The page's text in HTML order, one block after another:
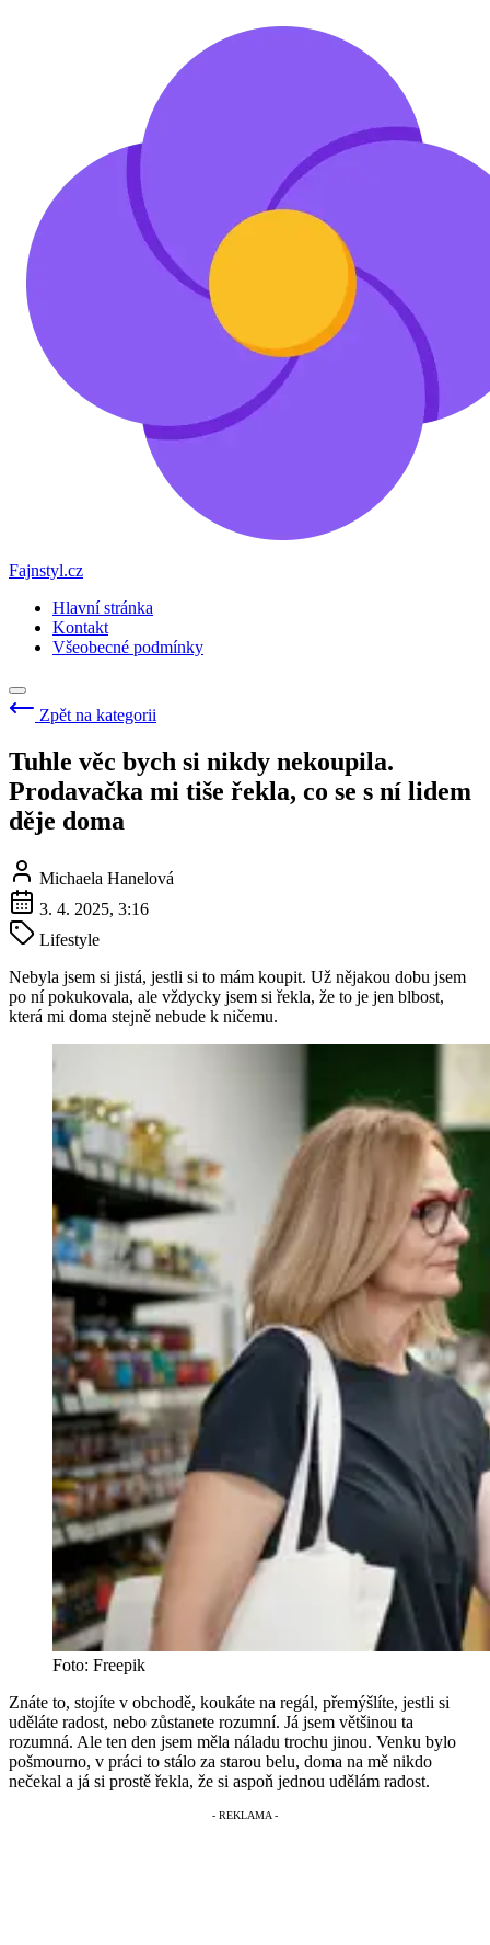
Fajnstyl.cz
Hlavní stránka
Kontakt
Všeobecné podmínky
Zpět na kategorii
Tuhle věc bych si nikdy nekoupila.
Prodavačka mi tiše řekla, co se s ní lidem
děje doma
Michaela Hanelová
3. 4. 2025, 3:16
Lifestyle
Nebyla jsem si jistá, jestli si to mám koupit. Už nějakou dobu jsem
po ní pokukovala, ale vždycky jsem si řekla, že to je jen blbost,
která mi doma stejně nebude k ničemu.
Foto: Freepik
Znáte to, stojíte v obchodě, koukáte na regál, přemýšlíte, jestli si
uděláte radost, nebo zůstanete rozumní. Já jsem většinou ta
rozumná. Ale ten den jsem měla náladu trochu jinou. Venku bylo
pošmourno, v práci to stálo za starou belu, doma na mě nikdo
nečekal a já si prostě řekla, že si aspoň jednou udělám radost.